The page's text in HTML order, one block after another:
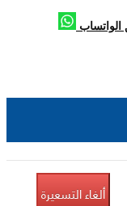
ألغاء التسعيرة